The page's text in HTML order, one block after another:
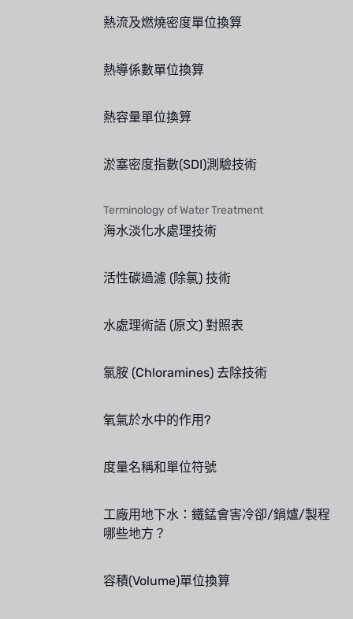
熱流及燃燒密度單位換算
熱導係數單位換算
熱容量單位換算
淤塞密度指數(SDI)測驗技術
Terminology of Water Treatment
海水淡化水處理技術
活性碳過濾 (除氯) 技術
水處理術語 (原文) 對照表
氯胺 (Chloramines) 去除技術
氧氣於水中的作用?
度量名稱和單位符號
工廠用地下水：鐵錳會害冷卻/鍋爐/製程
哪些地方？
容積(Volume)單位換算